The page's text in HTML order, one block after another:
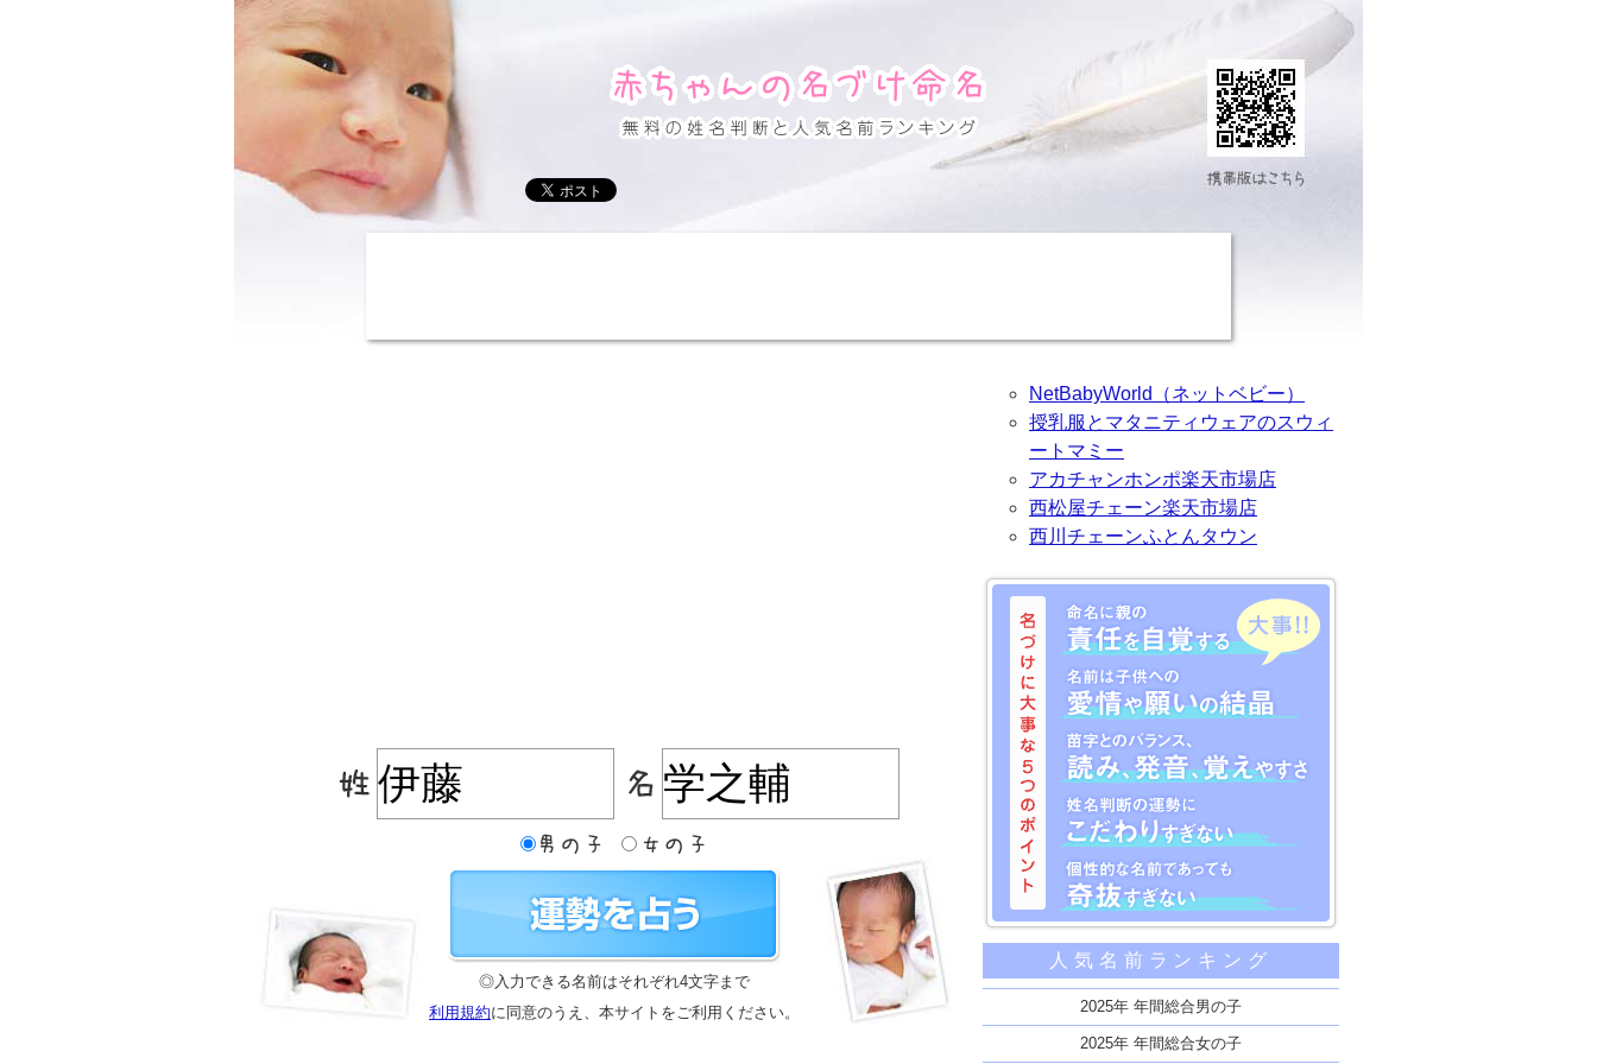
◎入力できる名前はそれぞれ4文字まで
利用規約に同意のうえ、本サイトをご利用ください。
NetBabyWorld（ネットベビー）
授乳服とマタニティウェアのスウィ
ートマミー
アカチャンホンポ楽天市場店
西松屋チェーン楽天市場店
西川チェーンふとんタウン
名づけに大事な5つのポイント
命名に親の責任を自覚する
名前は子供への愛情や願いの結晶
苗字とのバランス、読み、発音、覚えやすさ
姓名判断の運勢にこだわりすぎない
人気名前ランキング
2025年 年間総合男の子
2025年 年間総合女の子